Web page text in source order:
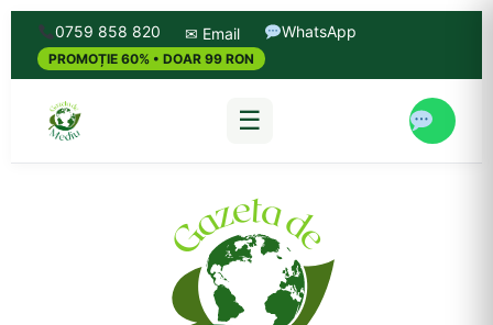
0759 858 820 ✉ Email WhatsApp
PROMOȚIE 60% • DOAR 99 RON
☰